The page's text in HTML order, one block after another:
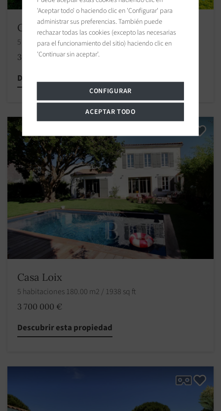
Casa Le Bois-Plage-en-Ré
5 habitaciones 350.00 m2 / 3767 sq ft
3 885 000 €
Descubrir esta propiedad
Casa Loix
5 habitaciones 180.00 m2 / 1938 sq ft
3 700 000 €
Descubrir esta propiedad
'Aceptar todo' o haciendo clic en 'Configurar' para
administrar sus preferencias. También puede
rechazar todas las cookies (excepto las necesarias
para el funcionamiento del sitio) haciendo clic en
'Continuar sin aceptar'.
CONFIGURAR
ACEPTAR TODO